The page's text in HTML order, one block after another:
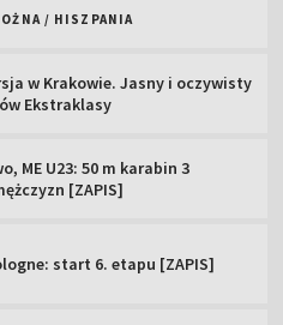
/ HISZPANIA
w Krakowie. Jasny i oczywisty
Ekstraklasy
ME U23: 50 m karabin 3
[ZAPIS]
start 6. etapu [ZAPIS]